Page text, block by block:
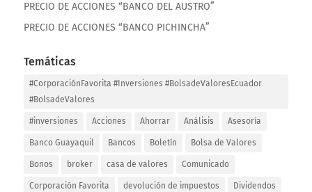
PRECIO DE ACCIONES “BANCO DEL AUSTRO”
PRECIO DE ACCIONES “BANCO PICHINCHA”
Temáticas
#CorporaciónFavorita #Inversiones #BolsadeValoresEcuador
#BolsadeValores
#inversiones Acciones Ahorrar Análisis Asesoría
Banco Guayaquil Bancos Boletín Bolsa de Valores
Bonos broker casa de valores Comunicado
Corporación Favorita devolución de impuestos Dividendos